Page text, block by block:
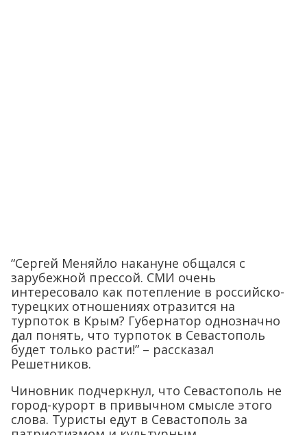
“Сергей Меняйло накануне общался с
зарубежной прессой. СМИ очень
интересовало как потепление в российско-
турецких отношениях отразится на
турпоток в Крым? Губернатор однозначно
дал понять, что турпоток в Севастополь
будет только расти!” – рассказал
Решетников.
Чиновник подчеркнул, что Севастополь не
город-курорт в привычном смысле этого
слова. Туристы едут в Севастополь за